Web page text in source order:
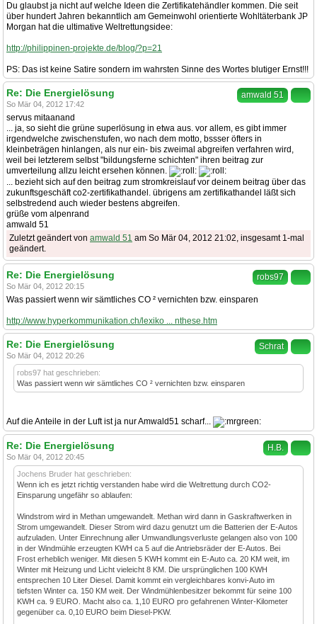
Du glaubst ja nicht auf welche Ideen die Zertifikatehändler kommen. Die seit
über hundert Jahren bekanntlich am Gemeinwohl orientierte Wohltäterbank JP
Morgan hat die ultimative Weltrettungsidee:
http://philippinen-projekte.de/blog/?p=21
PS: Das ist keine Satire sondern im wahrsten Sinne des Wortes blutiger Ernst!!!
amwald 51
Re: Die Energielösung
So Mär 04, 2012 17:42
servus mitaanand
... ja, so sieht die grüne superlösung in etwa aus. vor allem, es gibt immer
irgendwelche zwischenstufen, wo nach dem motto, bssser öfters in
kleinbeträgen hinlangen, als nur ein- bis zweimal abgreifen verfahren wird,
weil bei letzterem selbst "bildungsferne schichten" ihren beitrag zur
umverteilung allzu leicht ersehen können.
... bezieht sich auf den beitrag zum stromkreislauf vor deinem beitrag über das
zukunftsgeschäft co2-zertifikathandel. übrigens am zertifikathandel läßt sich
selbstredend auch wieder bestens abgreifen.
grüße vom alpenrand
amwald 51
Zuletzt geändert von amwald 51 am So Mär 04, 2012 21:02, insgesamt 1-mal
geändert.
robs97
Re: Die Energielösung
So Mär 04, 2012 20:15
Was passiert wenn wir sämtliches CO ² vernichten bzw. einsparen
http://www.hyperkommunikation.ch/lexiko ... nthese.htm
Schrat
Re: Die Energielösung
So Mär 04, 2012 20:26
robs97 hat geschrieben:
Was passiert wenn wir sämtliches CO ² vernichten bzw. einsparen
Auf die Anteile in der Luft ist ja nur Amwald51 scharf...
H.B.
Re: Die Energielösung
So Mär 04, 2012 20:45
Jochens Bruder hat geschrieben:
Wenn ich es jetzt richtig verstanden habe wird die Weltrettung durch CO2-
Einsparung ungefähr so ablaufen:
Windstrom wird in Methan umgewandelt. Methan wird dann in Gaskraftwerken in
Strom umgewandelt. Dieser Strom wird dazu genutzt um die Batterien der E-Autos
aufzuladen. Unter Einrechnung aller Umwandlungsverluste gelangen also von 100
in der Windmühle erzeugten KWH ca 5 auf die Antriebsräder der E-Autos. Bei
Frost erheblich weniger. Mit diesen 5 KWH kommt ein E-Auto ca. 20 KM weit, im
Winter mit Heizung und Licht vieleicht 8 KM. Die ursprünglichen 100 KWH
entsprechen 10 Liter Diesel. Damit kommt ein vergleichbares konvi-Auto im
tiefsten Winter ca. 150 KM weit. Der Windmühlenbesitzer bekommt für seine 100
KWH ca. 9 EURO. Macht also ca. 1,10 EURO pro gefahrenen Winter-Kilometer
gegenüber ca. 0,10 EURO beim Diesel-PKW.